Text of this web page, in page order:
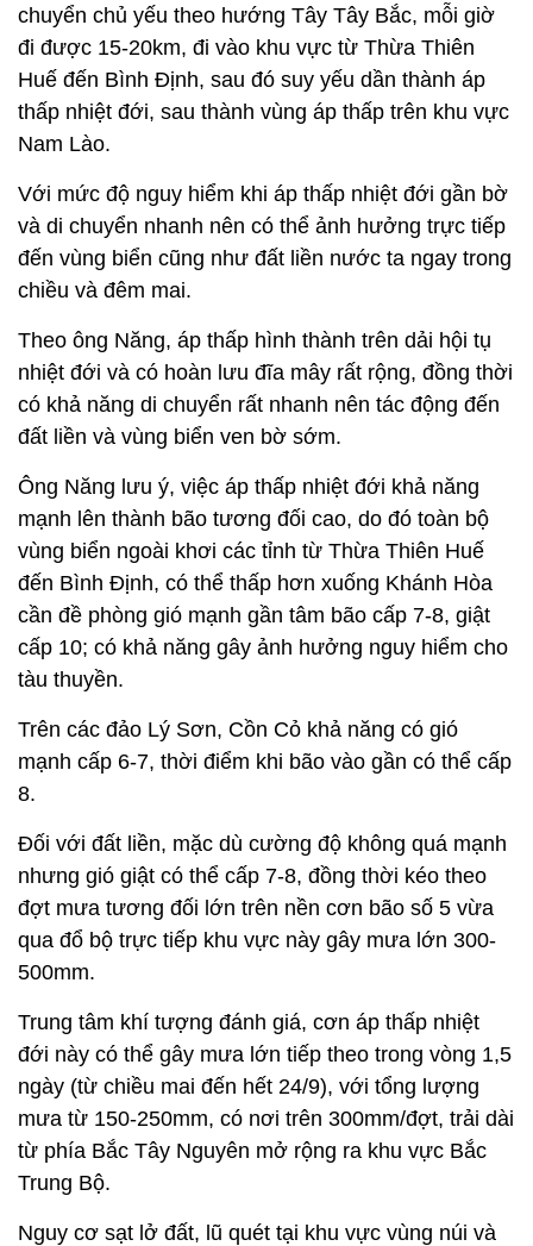
chuyển chủ yếu theo hướng Tây Tây Bắc, mỗi giờ
đi được 15-20km, đi vào khu vực từ Thừa Thiên
Huế đến Bình Định, sau đó suy yếu dần thành áp
thấp nhiệt đới, sau thành vùng áp thấp trên khu vực
Nam Lào.
Với mức độ nguy hiểm khi áp thấp nhiệt đới gần bờ
và di chuyển nhanh nên có thể ảnh hưởng trực tiếp
đến vùng biển cũng như đất liền nước ta ngay trong
chiều và đêm mai.
Theo ông Năng, áp thấp hình thành trên dải hội tụ
nhiệt đới và có hoàn lưu đĩa mây rất rộng, đồng thời
có khả năng di chuyển rất nhanh nên tác động đến
đất liền và vùng biển ven bờ sớm.
Ông Năng lưu ý, việc áp thấp nhiệt đới khả năng
mạnh lên thành bão tương đối cao, do đó toàn bộ
vùng biển ngoài khơi các tỉnh từ Thừa Thiên Huế
đến Bình Định, có thể thấp hơn xuống Khánh Hòa
cần đề phòng gió mạnh gần tâm bão cấp 7-8, giật
cấp 10; có khả năng gây ảnh hưởng nguy hiểm cho
tàu thuyền.
Trên các đảo Lý Sơn, Cồn Cỏ khả năng có gió
mạnh cấp 6-7, thời điểm khi bão vào gần có thể cấp
8.
Đối với đất liền, mặc dù cường độ không quá mạnh
nhưng gió giật có thể cấp 7-8, đồng thời kéo theo
đợt mưa tương đối lớn trên nền cơn bão số 5 vừa
qua đổ bộ trực tiếp khu vực này gây mưa lớn 300-
500mm.
Trung tâm khí tượng đánh giá, cơn áp thấp nhiệt
đới này có thể gây mưa lớn tiếp theo trong vòng 1,5
ngày (từ chiều mai đến hết 24/9), với tổng lượng
mưa từ 150-250mm, có nơi trên 300mm/đợt, trải dài
từ phía Bắc Tây Nguyên mở rộng ra khu vực Bắc
Trung Bộ.
Nguy cơ sạt lở đất, lũ quét tại khu vực vùng núi và